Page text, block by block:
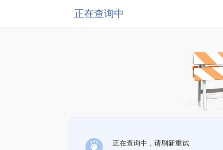
正在查询中
正在查询中，请刷新重试